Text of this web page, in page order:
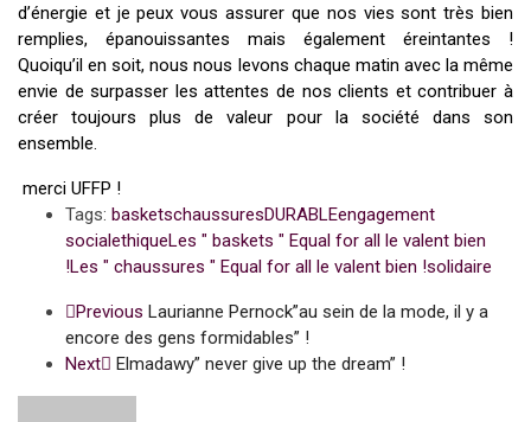
d’énergie et je peux vous assurer que nos vies sont très bien
remplies, épanouissantes mais également éreintantes !
Quoiqu’il en soit, nous nous levons chaque matin avec la même
envie de surpasser les attentes de nos clients et contribuer à
créer toujours plus de valeur pour la société dans son
ensemble.
merci UFFP !
Tags: basketschaussuresDURABLEengagement
socialethiqueLes " baskets " Equal for all le valent bien
!Les " chaussures " Equal for all le valent bien !solidaire
Previous Laurianne Pernock”au sein de la mode, il y a
encore des gens formidables” !
Next
Elmadawy” never give up the dream” !